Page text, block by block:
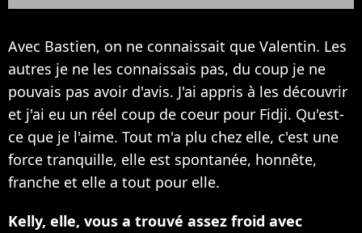
Avec Bastien, on ne connaissait que Valentin. Les
autres je ne les connaissais pas, du coup je ne
pouvais pas avoir d'avis. J'ai appris à les découvrir
et j'ai eu un réel coup de coeur pour Fidji. Qu'est-
ce que je l'aime. Tout m'a plu chez elle, c'est une
force tranquille, elle est spontanée, honnête,
franche et elle a tout pour elle.
Kelly, elle, vous a trouvé assez froid avec